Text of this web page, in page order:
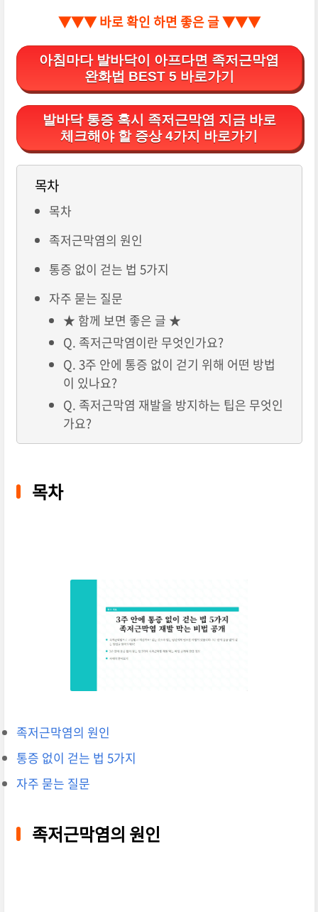
▼▼▼ 바로 확인 하면 좋은 글 ▼▼▼
아침마다 발바닥이 아프다면 족저근막염
완화법 BEST 5 바로가기
발바닥 통증 혹시 족저근막염 지금 바로
체크해야 할 증상 4가지 바로가기
목차
목차
족저근막염의 원인
통증 없이 걷는 법 5가지
자주 묻는 질문
★ 함께 보면 좋은 글 ★
Q. 족저근막염이란 무엇인가요?
Q. 3주 안에 통증 없이 걷기 위해 어떤 방법
이 있나요?
Q. 족저근막염 재발을 방지하는 팁은 무엇인
가요?
목차
족저근막염의 원인
통증 없이 걷는 법 5가지
자주 묻는 질문
족저근막염의 원인